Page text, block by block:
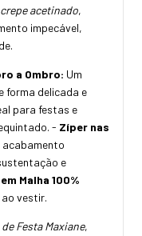
crepe acetinado,
impecável,
a Ombro: Um
forma delicada e
para festas e
- Zíper nas
e
Malha 100%
vestir.
Festa Maxiane,